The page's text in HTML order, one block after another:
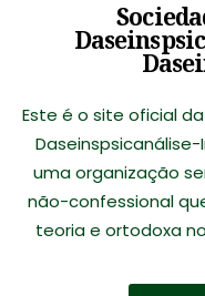
Este é o site oficial
uma organização
não-confessional
teoria e ortodoxa